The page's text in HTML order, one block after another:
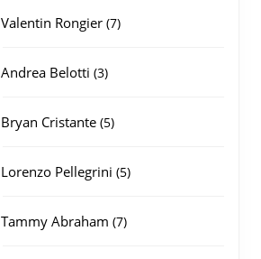
Valentin Rongier 77
Andrea Belotti 33
Bryan Cristante 55
Lorenzo Pellegrini 55
Tammy Abraham 77